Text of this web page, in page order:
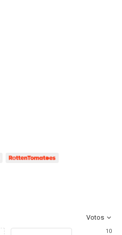
Votos
10